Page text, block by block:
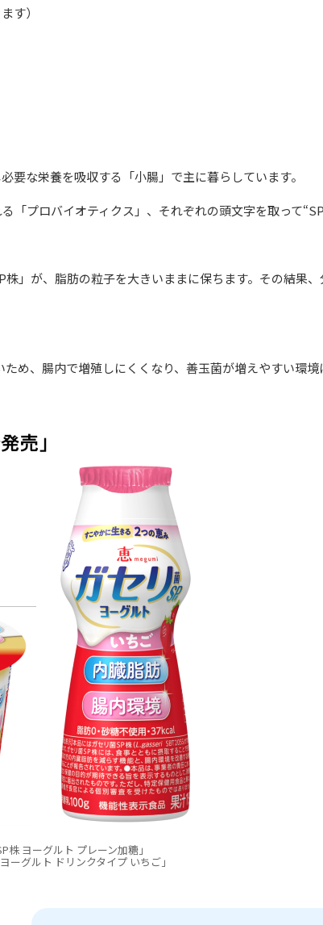
す）
要な栄養を吸収する「小腸」で主に暮らしています。
プロバイオティクス」、それぞれの頭文字を取って
」が、脂肪の粒子を大きいままに保ちます。その結果
め、腸内で増殖しにくくなり、善玉菌が増えやすい環
ヨーグルト プレーン加糖」
ーグルト ドリンクタイプ いちご」